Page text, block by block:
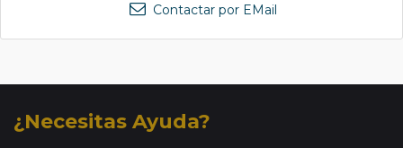
Contactar por EMail
¿Necesitas Ayuda?